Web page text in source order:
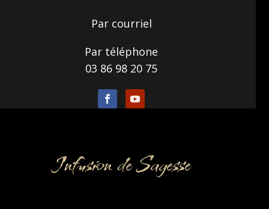
Par courriel
Par téléphone
03 86 98 20 75
Infusion de Sagesse